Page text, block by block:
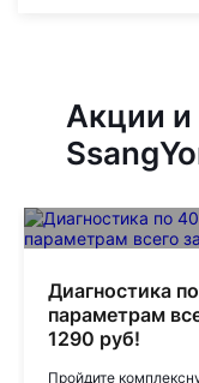
Акции и
Диагностика
параметрам
1290 руб!
Пройдите